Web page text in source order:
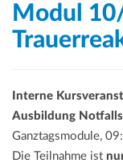
Modul
Interne
Ausbildung
Ganztagsmodule,
Die Teilnahme ist